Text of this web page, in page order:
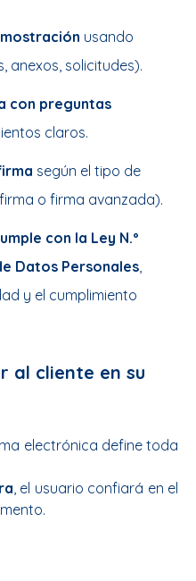
usando
anexos, solicitudes).
con preguntas
claros.
según el tipo de
o firma avanzada).
con la Ley N.º
Datos Personales,
y el cumplimiento
al cliente en su
electrónica define toda
, el usuario confiará en el